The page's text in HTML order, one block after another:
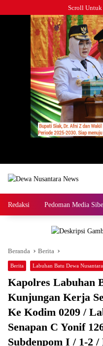
ke
Scroll
Redaksi Pedoman Media
Beranda Berita
Berita Labuhan Batu Dewa
Kapolres Labuhan
Kunjungan Kerja
Ke Kodim 0209 /
Senapan C Yonif
Subdenpom I / 1-2